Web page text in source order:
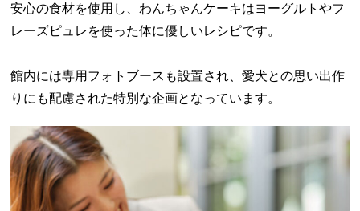
安心の食材を使用し、わんちゃんケーキはヨーグルトやフ
レーズピュレを使った体に優しいレシピです。
館内には専用フォトブースも設置され、愛犬との思い出作
りにも配慮された特別な企画となっています。